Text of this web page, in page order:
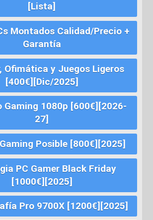
[Lista]
Montados Calidad/Precio +
Garantía
Ofimática y Juegos Ligeros
[400€][Dic/2025]
Gaming 1080p [600€][2026-
27]
Posible [800€][2025]
PC Gamer Black Friday
[1000€][2025]
Pro 9700X [1200€][2025]